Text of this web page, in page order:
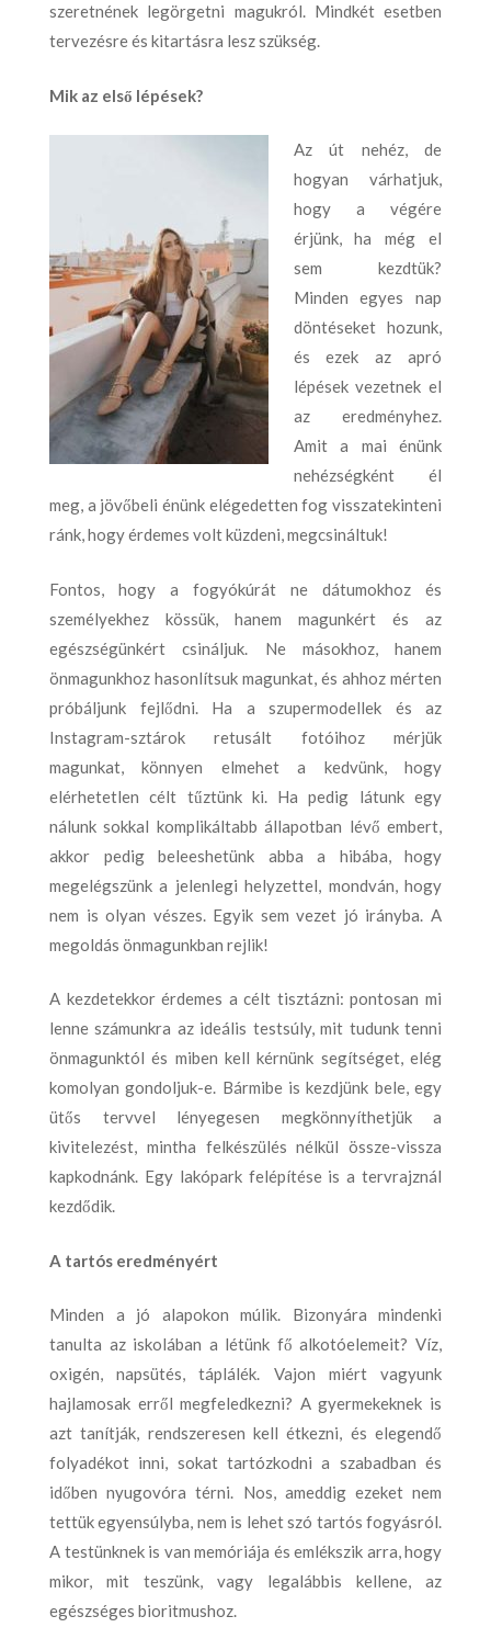
szeretnének legörgetni magukról. Mindkét esetben
tervezésre és kitartásra lesz szükség.
Mik az első lépések?
Az út nehéz, de
hogyan várhatjuk,
hogy a végére
érjünk, ha még el
sem kezdtük?
Minden egyes nap
döntéseket hozunk,
és ezek az apró
lépések vezetnek el
az eredményhez.
Amit a mai énünk
nehézségként él
meg, a jövőbeli énünk elégedetten fog visszatekinteni
ránk, hogy érdemes volt küzdeni, megcsináltuk!
Fontos, hogy a fogyókúrát ne dátumokhoz és
személyekhez kössük, hanem magunkért és az
egészségünkért csináljuk. Ne másokhoz, hanem
önmagunkhoz hasonlítsuk magunkat, és ahhoz mérten
próbáljunk fejlődni. Ha a szupermodellek és az
Instagram-sztárok retusált fotóihoz mérjük
magunkat, könnyen elmehet a kedvünk, hogy
elérhetetlen célt tűztünk ki. Ha pedig látunk egy
nálunk sokkal komplikáltabb állapotban lévő embert,
akkor pedig beleeshetünk abba a hibába, hogy
megelégszünk a jelenlegi helyzettel, mondván, hogy
nem is olyan vészes. Egyik sem vezet jó irányba. A
megoldás önmagunkban rejlik!
A kezdetekkor érdemes a célt tisztázni: pontosan mi
lenne számunkra az ideális testsúly, mit tudunk tenni
önmagunktól és miben kell kérnünk segítséget, elég
komolyan gondoljuk-e. Bármibe is kezdjünk bele, egy
ütős tervvel lényegesen megkönnyíthetjük a
kivitelezést, mintha felkészülés nélkül össze-vissza
kapkodnánk. Egy lakópark felépítése is a tervrajznál
kezdődik.
A tartós eredményért
Minden a jó alapokon múlik. Bizonyára mindenki
tanulta az iskolában a létünk fő alkotóelemeit? Víz,
oxigén, napsütés, táplálék. Vajon miért vagyunk
hajlamosak erről megfeledkezni? A gyermekeknek is
azt tanítják, rendszeresen kell étkezni, és elegendő
folyadékot inni, sokat tartózkodni a szabadban és
időben nyugovóra térni. Nos, ameddig ezeket nem
tettük egyensúlyba, nem is lehet szó tartós fogyásról.
A testünknek is van memóriája és emlékszik arra, hogy
mikor, mit teszünk, vagy legalábbis kellene, az
egészséges bioritmushoz.